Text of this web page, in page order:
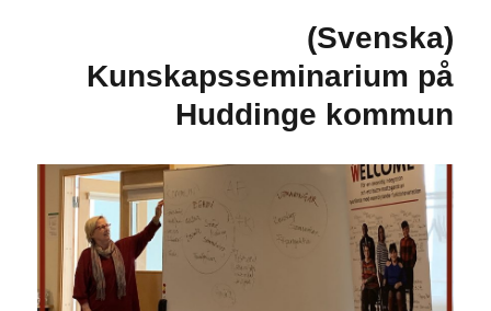
(Svenska)
Kunskapsseminarium på
Huddinge kommun